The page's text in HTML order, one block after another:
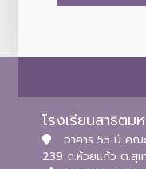
อาคาร 55 ปี คณ
239 ถ.ห้วยแก้ว ต.สุ